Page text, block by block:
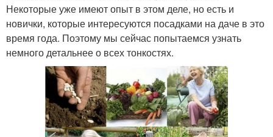
Некоторые уже имеют опыт в этом деле, но есть и
новички, которые интересуются посадками на даче в это
время года. Поэтому мы сейчас попытаемся узнать
немного детальнее о всех тонкостях.